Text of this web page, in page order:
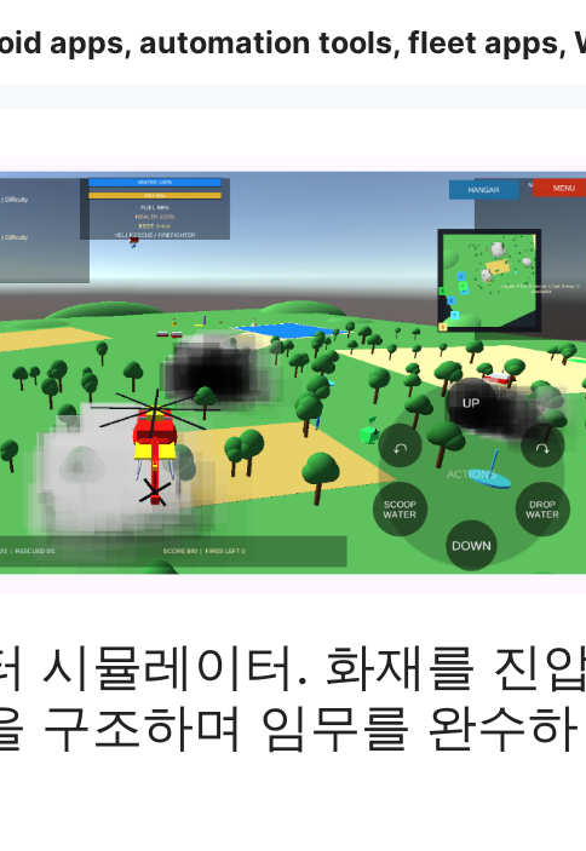
apps, automation tools, fleet apps,
시뮬레이터. 화재를 진
구조하며 임무를 완수하